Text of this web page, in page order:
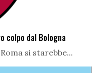
colpo dal Bologna
si starebbe...